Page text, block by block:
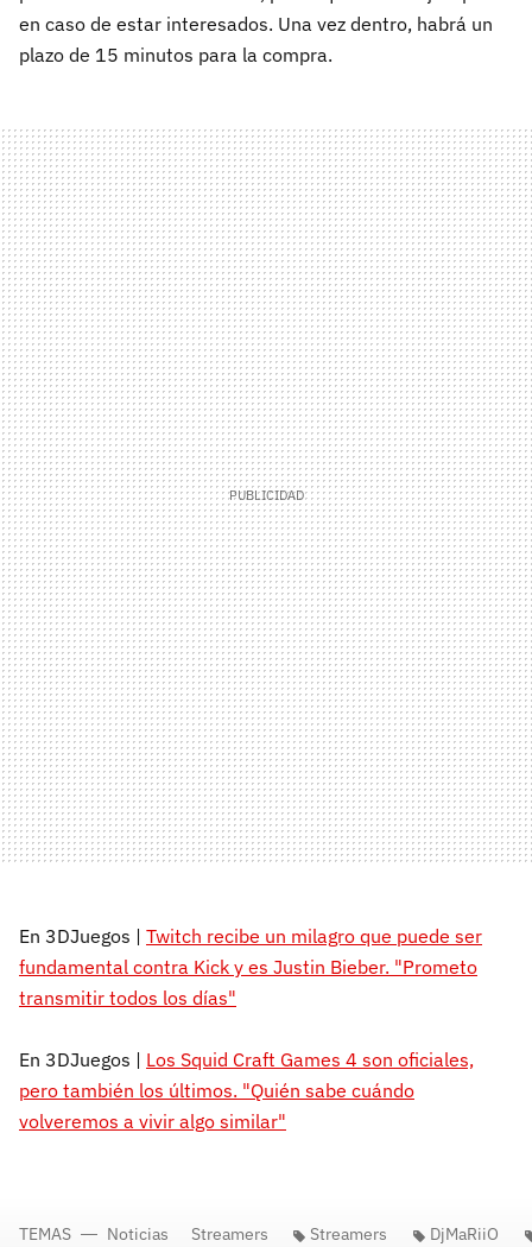
en caso de estar interesados. Una vez dentro, habrá un
plazo de 15 minutos para la compra.
En 3DJuegos | Twitch recibe un milagro que puede ser
fundamental contra Kick y es Justin Bieber. "Prometo
transmitir todos los días"
En 3DJuegos | Los Squid Craft Games 4 son oficiales,
pero también los últimos. "Quién sabe cuándo
volveremos a vivir algo similar"
TEMAS Noticias Streamers Streamers DjMaRiiO